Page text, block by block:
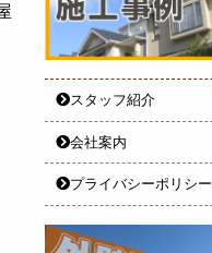
スタッフ紹介
会社案内
プライバシーポリシー